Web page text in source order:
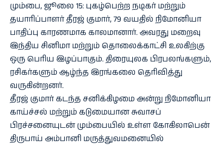
மும்பை, ஜூலை 15: புகழ்பெற்ற நடிகர் மற்றும்
தயாரிப்பாளர் தீரஜ் குமார், 79 வயதில் நிமோனியா
பாதிப்பு காரணமாக காலமானார். அவரது மறைவு
இந்திய சினிமா மற்றும் தொலைக்காட்சி உலகிற்கு
ஒரு பெரிய இழப்பாகும். திரையுலக பிரபலங்களும்,
ரசிகர்களும் ஆழ்ந்த இரங்கலை தெரிவித்து
வருகின்றனர்.
தீரஜ் குமார் கடந்த சனிக்கிழமை அன்று நிமோனியா
காய்ச்சல் மற்றும் கடுமையான சுவாசப்
பிரச்சனையுடன் மும்பையில் உள்ள கோகிலாபென்
திருபாய் அம்பானி மருத்துவமனையில்